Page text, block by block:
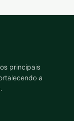
principais
a